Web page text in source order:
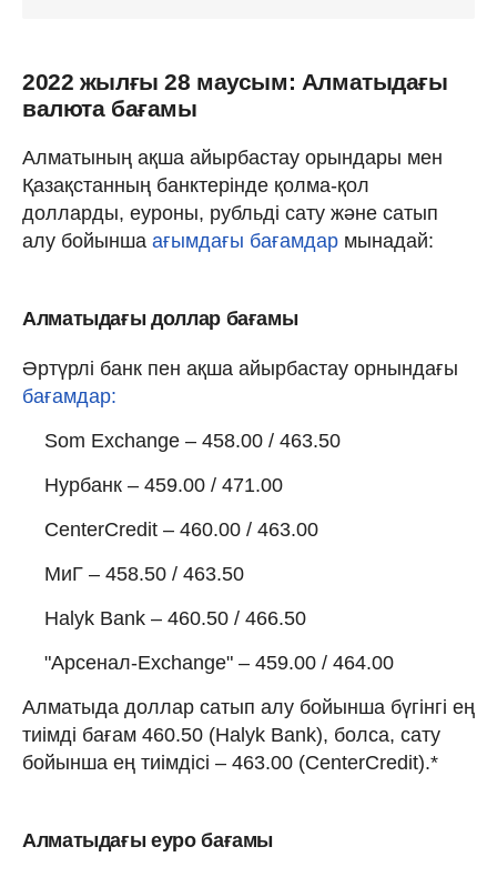
2022 жылғы 28 маусым: Алматыдағы
валюта бағамы
Алматының ақша айырбастау орындары мен
Қазақстанның банктерінде қолма-қол
долларды, еуроны, рубльді сату және сатып
алу бойынша ағымдағы бағамдар мынадай:
Алматыдағы доллар бағамы
Әртүрлі банк пен ақша айырбастау орнындағы
бағамдар:
Som Exchange – 458.00 / 463.50
Нурбанк – 459.00 / 471.00
CenterCredit – 460.00 / 463.00
МиГ – 458.50 / 463.50
Halyk Bank – 460.50 / 466.50
"Арсенал-Exchange" – 459.00 / 464.00
Алматыда доллар сатып алу бойынша бүгінгі ең
тиімді бағам 460.50 (Halyk Bank), болса, сату
бойынша ең тиімдісі – 463.00 (CenterCredit).*
Алматыдағы еуро бағамы